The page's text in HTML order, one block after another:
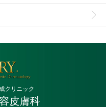
クリニック
皮膚科